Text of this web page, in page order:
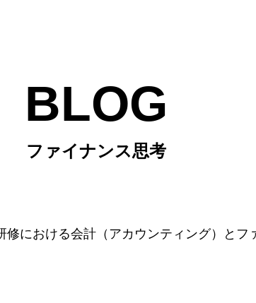
BLOG
ファイナンス思考
修における会計（アカウンティング）とフ